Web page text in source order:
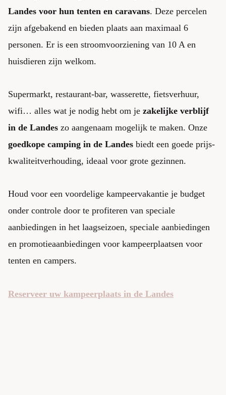
Landes voor hun tenten en caravans. Deze percelen
zijn afgebakend en bieden plaats aan maximaal 6
personen. Er is een stroomvoorziening van 10 A en
huisdieren zijn welkom.
Supermarkt, restaurant-bar, wasserette, fietsverhuur,
wifi… alles wat je nodig hebt om je zakelijke verblijf
in de Landes zo aangenaam mogelijk te maken. Onze
goedkope camping in de Landes biedt een goede prijs-
kwaliteitverhouding, ideaal voor grote gezinnen.
Houd voor een voordelige kampeervakantie je budget
onder controle door te profiteren van speciale
aanbiedingen in het laagseizoen, speciale aanbiedingen
en promotieaanbiedingen voor kampeerplaatsen voor
tenten en campers.
Reserveer uw kampeerplaats in de Landes